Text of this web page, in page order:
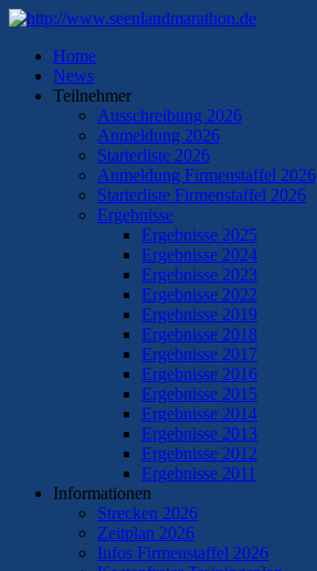
Home
News
Teilnehmer
Ausschreibung 2026
Anmeldung 2026
Starterliste 2026
Anmeldung Firmenstaffel 2026
Starterliste Firmenstaffel 2026
Ergebnisse
Ergebnisse 2025
Ergebnisse 2024
Ergebnisse 2023
Ergebnisse 2022
Ergebnisse 2019
Ergebnisse 2018
Ergebnisse 2017
Ergebnisse 2016
Ergebnisse 2015
Ergebnisse 2014
Ergebnisse 2013
Ergebnisse 2012
Ergebnisse 2011
Informationen
Strecken 2026
Zeitplan 2026
Infos Firmenstaffel 2026